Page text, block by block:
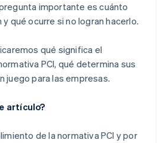
importante es cuánto
qué ocurre si no logran hacerlo.
qué significa el
PCI, qué determina sus
juego para las empresas.
artículo?
de la normativa PCI y por